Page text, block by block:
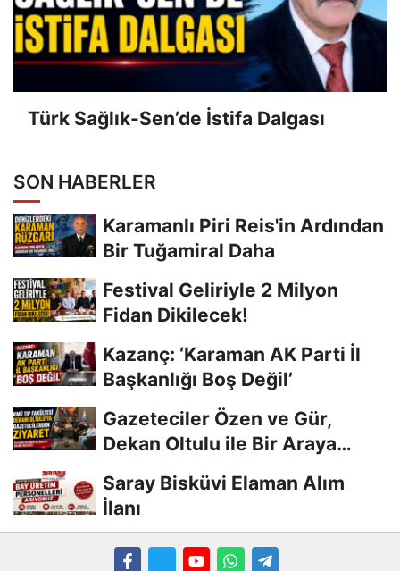
Türk Sağlık-Sen’de İstifa Dalgası
SON HABERLER
Karamanlı Piri Reis'in Ardından
Bir Tuğamiral Daha
Festival Geliriyle 2 Milyon
Fidan Dikilecek!
Kazanç: ‘Karaman AK Parti İl
Başkanlığı Boş Değil’
Gazeteciler Özen ve Gür,
Dekan Oltulu ile Bir Araya
Saray Bisküvi Elaman Alım
İlanı